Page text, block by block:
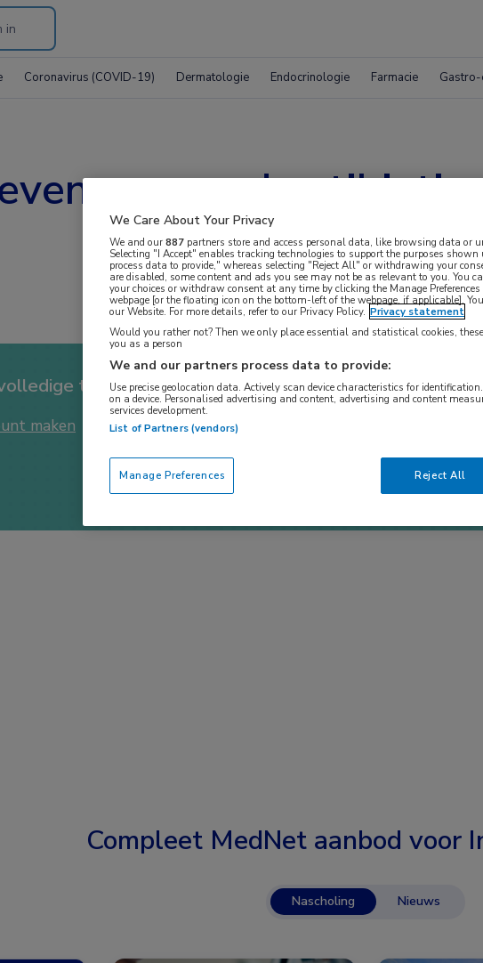
Coronavirus (COVID-19) Dermatologie Endocrinologie Farmacie
voor oud
toegang te krijgen.
maken
Compleet MedNet aanbod voor
Nascholing Nieuws
We Care About Your Privacy
We and our887 partners store and access personal data, like browsing data or
Selecting "I Accept" enables tracking technologies to support the purposes
process data to provide," whereas selecting "Reject All" or withdrawing your
are disabled, some content and ads you see may not be as relevant to you. You
your choices or withdraw consent at any time by clicking the Manage
webpage [or the floating icon on the bottom-left of the webpage, if applicable].
our Website. For more details, refer to our Privacy Policy. Privacy statement
Would you rather not? Then we only place essential and statistical cookies,
you as a person
We and our partners process data to provide:
Use precise geolocation data. Actively scan device characteristics for
on a device. Personalised advertising and content, advertising and content
services development.
List of Partners (vendors)
Reject All
Manage Preferences